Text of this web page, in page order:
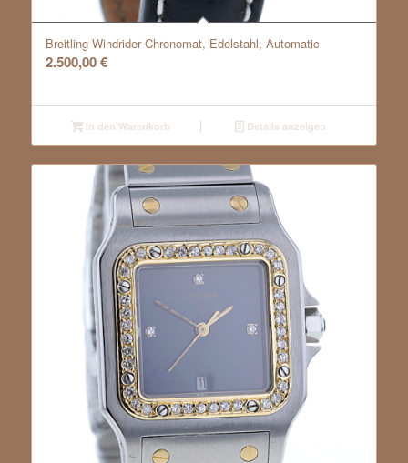
Breitling Windrider Chronomat, Edelstahl, Automatic
2.500,00€
In den Warenkorb Details anzeigen